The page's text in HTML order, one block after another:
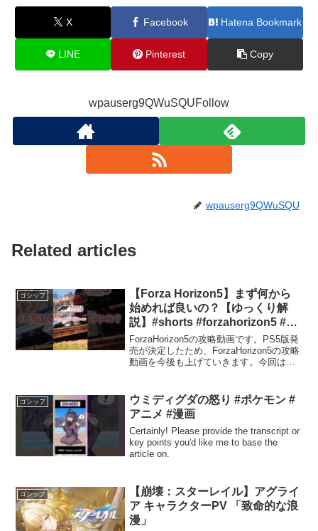
X Facebook Hatena Bookmark
LINE Pinterest Copy
wpauserg9QWuSQUFollow
wpauserg9QWuSQU
Related articles
ゴシップ
【Forza Horizon5】まず何から
始めれば良いの？【ゆっくり解
説】#shorts #forzahorizon5 #攻
略
ForzaHorizon5の攻略動画です。PS5版発
売が決定したため、ForzaHorizon5の攻略
動画を今後も上げていきます。今回は、
す。#shorts #forz...
ゴシップ
ウミディグダの怒り #ポケモン #
アニメ #漫画
Certainly! Please provide the transcript or
key points you'd like me to base the
article on.
ゴシップ
【崩壊：スターレイル】アグライ
ア キャラクターPV 「致命的な浪
漫」